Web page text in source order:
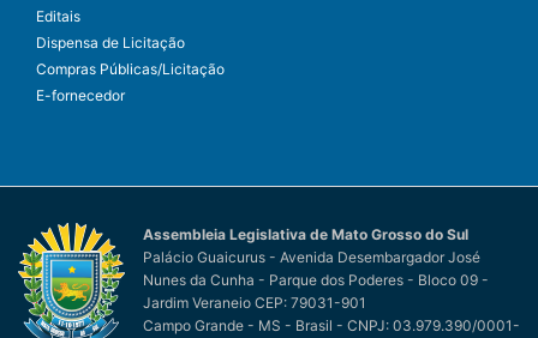
Editais
Dispensa de Licitação
Compras Públicas/Licitação
E-fornecedor
Assembleia Legislativa de Mato Grosso do Sul
Palácio Guaicurus - Avenida Desembargador José
Nunes da Cunha - Parque dos Poderes - Bloco 09 -
Jardim Veraneio CEP: 79031-901
Campo Grande - MS - Brasil - CNPJ: 03.979.390/0001-